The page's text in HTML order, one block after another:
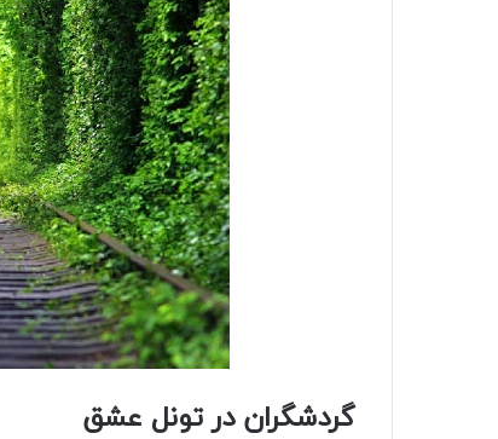
گردشگران در تونل عشق